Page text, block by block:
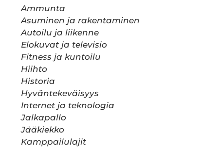
Ammunta
Asuminen ja rakentaminen
Autoilu ja liikenne
Elokuvat ja televisio
Fitness ja kuntoilu
Hiihto
Historia
Hyväntekeväisyys
Internet ja teknologia
Jalkapallo
Jääkiekko
Kamppailulajit